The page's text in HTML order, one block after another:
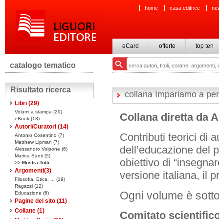
home casa editrice
eCard offerte top ten
catalogo tematico
Risultato ricerca
Libri (29)
Volumi a stampa (29)
eBook (18)
Autori/Curatori (14)
Antonio Cosentino (7)
Matthew Lipman (7)
Alessandro Volpone (6)
Marina Santi (5)
>> Mostra Tutti
Argomenti(3)
Filosofia, Etica, ... (19)
Ragazzi (12)
Educazione (6)
Pagine del sito (11)
Collane (1)
collana Impariamo a
Collana diretta da
Contributi teorici di
dell’educazione del
obiettivo di
versione italiana, il
Ogni volume è
Comitato